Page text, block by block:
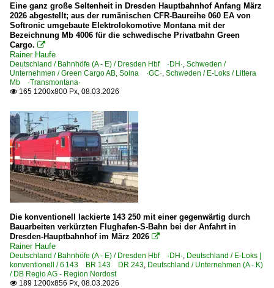
Eine ganz große Seltenheit in Dresden Hauptbahnhof Anfang März
2026 abgestellt; aus der rumänischen CFR-Baureihe 060 EA von
Softronic umgebaute Elektrolokomotive Montana mit der
Bezeichnung Mb 4006 für die schwedische Privatbahn Green
Cargo. 
Rainer Haufe
Deutschland / Bahnhöfe (A - E) / Dresden Hbf ·DH·, Schweden /
Unternehmen / Green Cargo AB, Solna ·GC·, Schweden / E-Loks / Littera
Mb ·Transmontana·
 165 1200x800 Px, 08.03.2026
Die konventionell lackierte 143 250 mit einer gegenwärtig durch
Bauarbeiten verkürzten Flughafen-S-Bahn bei der Anfahrt in
Dresden-Hauptbahnhof im März 2026 
Rainer Haufe
Deutschland / Bahnhöfe (A - E) / Dresden Hbf ·DH·, Deutschland / E-Loks |
konventionell / 6 143 BR 143 DR 243, Deutschland / Unternehmen (A - K)
/ DB Regio AG - Region Nordost
 189 1200x856 Px, 08.03.2026